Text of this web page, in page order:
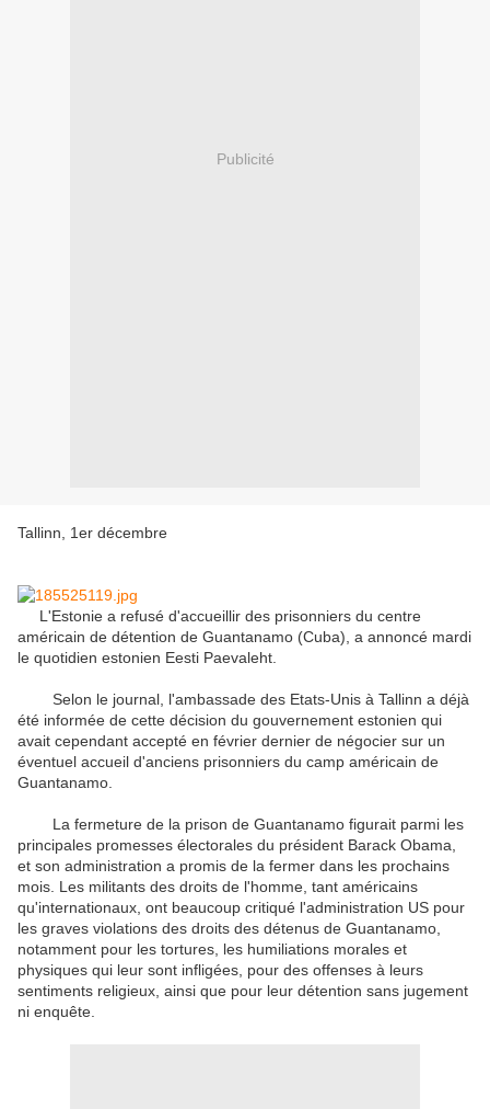
Publicité
Tallinn, 1er décembre
L'Estonie a refusé d'accueillir des prisonniers du centre
américain de détention de Guantanamo (Cuba), a annoncé mardi
le quotidien estonien Eesti Paevaleht.
Selon le journal, l'ambassade des Etats-Unis à Tallinn a déjà
été informée de cette décision du gouvernement estonien qui
avait cependant accepté en février dernier de négocier sur un
éventuel accueil d'anciens prisonniers du camp américain de
Guantanamo.
La fermeture de la prison de Guantanamo figurait parmi les
principales promesses électorales du président Barack Obama,
et son administration a promis de la fermer dans les prochains
mois. Les militants des droits de l'homme, tant américains
qu'internationaux, ont beaucoup critiqué l'administration US pour
les graves violations des droits des détenus de Guantanamo,
notamment pour les tortures, les humiliations morales et
physiques qui leur sont infligées, pour des offenses à leurs
sentiments religieux, ainsi que pour leur détention sans jugement
ni enquête.